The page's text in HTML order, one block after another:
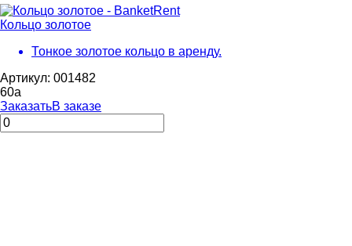
Кольцо золотое
Тонкое золотое кольцо в аренду.
Артикул: 001482
60a
ЗаказатьВ заказе